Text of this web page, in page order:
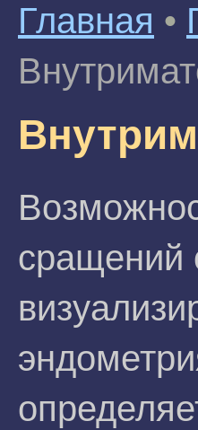
Главная •
сращений